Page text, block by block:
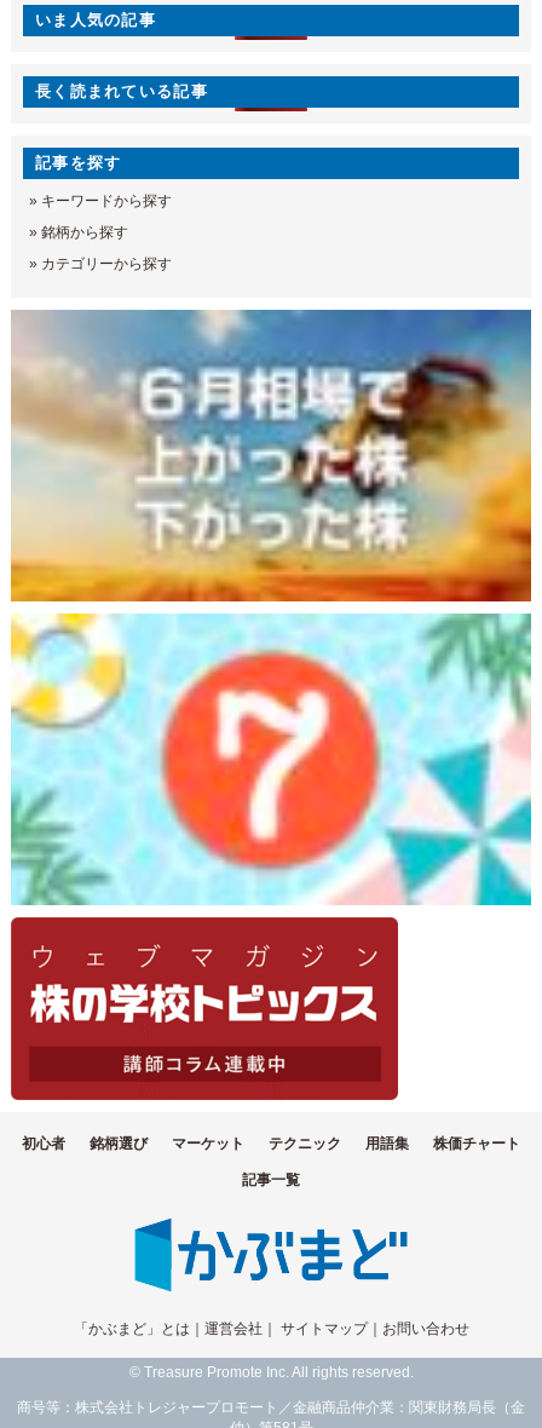
いま人気の記事
長く読まれている記事
記事を探す
» キーワードから探す
» 銘柄から探す
» カテゴリーから探す
初心者 銘柄選び マーケット テクニック 用語集 株価チャート
記事一覧
「かぶまど」とは 運営会社 サイトマップ｜ お問い合わせ
© Treasure Promote Inc. All rights reserved.
商号等：株式会社トレジャープロモート／金融商品仲介業：関東財務局長（金